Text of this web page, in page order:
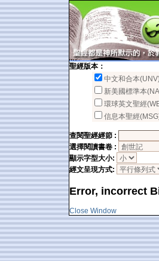
聖經版本：
中文和合本
新美國標準本
環球英文聖經
信息本聖經
查閱聖經經節 :
選擇閱讀書卷 :
顯示字型大小:
經文呈現方式:
Error, incorrect
Close Window